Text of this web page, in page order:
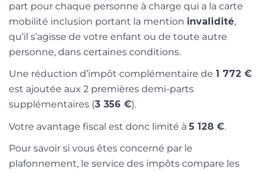
part pour chaque personne à charge qui a la carte
mobilité inclusion portant la mention invalidité,
qu’il s’agisse de votre enfant ou de toute autre
personne, dans certaines conditions.
Une réduction d’impôt complémentaire de 1 772 €
est ajoutée aux 2 premières demi-parts
supplémentaires (3 356 €).
Votre avantage fiscal est donc limité à 5 128 €.
Pour savoir si vous êtes concerné par le
plafonnement, le service des impôts compare les